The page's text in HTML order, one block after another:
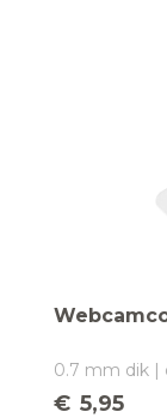
0.7 mm dik |
€ 5,95